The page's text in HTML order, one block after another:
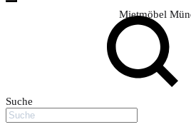
Mietmöbel
Suche